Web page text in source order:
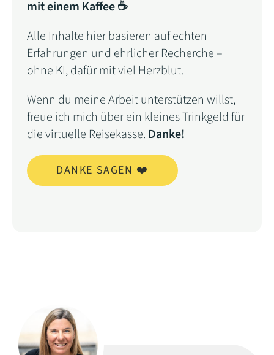
mit einem Kaffee ☕
Alle Inhalte hier basieren auf echten
Erfahrungen und ehrlicher Recherche –
ohne KI, dafür mit viel Herzblut.
Wenn du meine Arbeit unterstützen willst,
freue ich mich über ein kleines Trinkgeld für
die virtuelle Reisekasse. Danke!
DANKE SAGEN ❤️